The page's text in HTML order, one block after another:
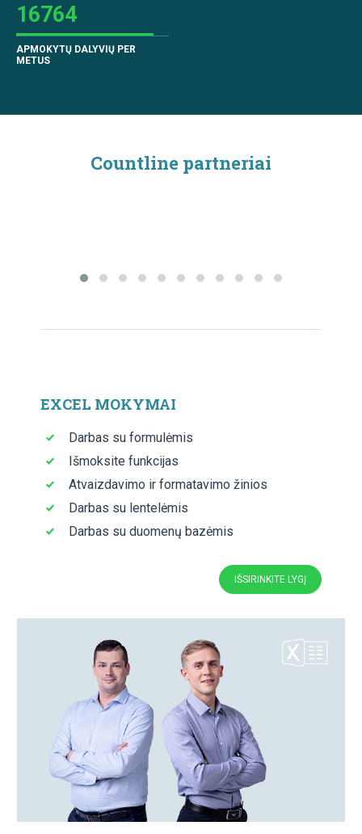
16764
APMOKYTŲ DALYVIŲ PER
METUS
Countline partneriai
EXCEL MOKYMAI
Darbas su formulėmis
Išmoksite funkcijas
Atvaizdavimo ir formatavimo žinios
Darbas su lentelėmis
Darbas su duomenų bazėmis
IŠSIRINKITE LYGĮ